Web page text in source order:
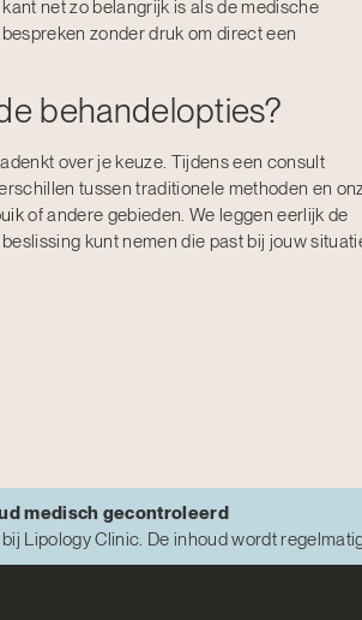
net zo belangrijk is als de medische
zonder druk om direct een
behandelopties?
over je keuze. Tijdens een consult
tussen traditionele methoden en
of andere gebieden. We leggen eerlijk de
kunt nemen die past bij jouw
medisch gecontroleerd
bij Lipology Clinic. De inhoud wordt